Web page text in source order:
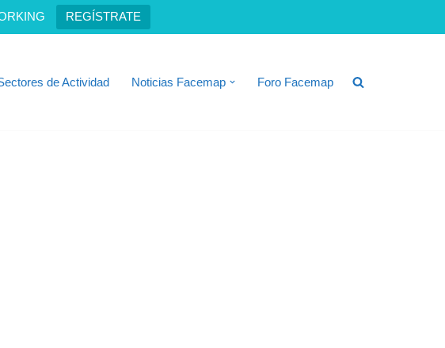
REGÍSTRATE
de Actividad Noticias Facemap Foro Facemap